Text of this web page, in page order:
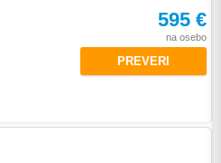
595 €
na osebo
PREVERI